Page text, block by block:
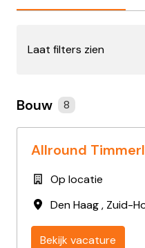
Laat filters zien
Bouw 8
Allround
Op locatie
Den Haag, Zuid-
Bekijk vacature